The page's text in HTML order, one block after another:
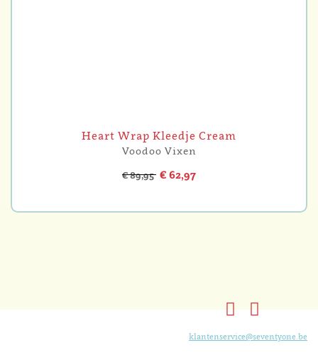
Heart Wrap Kleedje Cream
Voodoo Vixen
€ 89,95 € 62,97
klantenservice@seventyone.be